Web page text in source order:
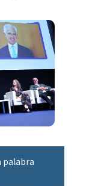
palabra